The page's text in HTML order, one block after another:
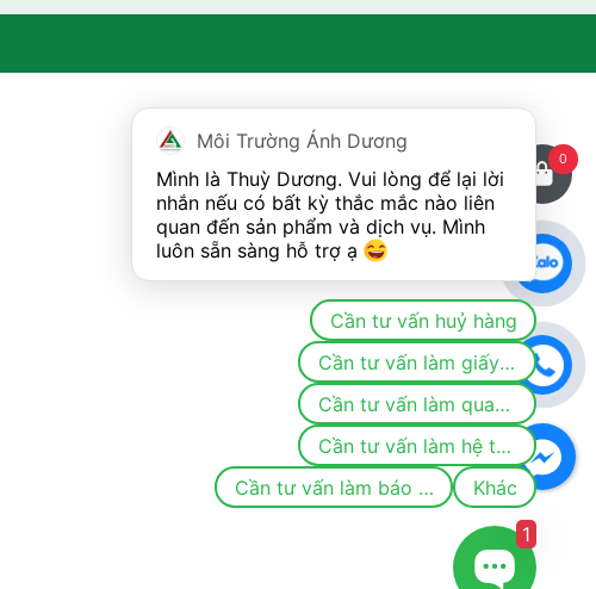
0
Môi Trường Ánh Dương
Mình là Thuỳ Dương. Vui lòng để lại lời
nhắn nếu có bất kỳ thắc mắc nào liên
quan đến sản phẩm và dịch vụ. Mình
luôn sẵn sàng hỗ trợ ạ
Cần tư vấn huỷ hàng
Cần tư vấn làm giấy phép/đăng ký môi trường
Cần tư vấn làm quan trắc
Cần tư vấn làm hệ thống khí thải/nước thải
Cần tư vấn làm báo cáo
Khác
1